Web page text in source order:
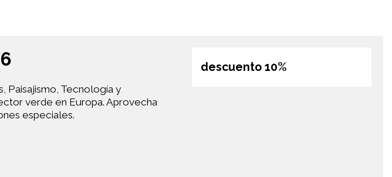
descuento 10%
Paisajismo, Tecnología y
verde en Europa. Aprovecha
especiales.